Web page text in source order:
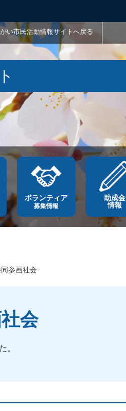
い市民活動情報サイトへ戻る
ボランティア
募集情報
助成金
情報
参画社会
会
。